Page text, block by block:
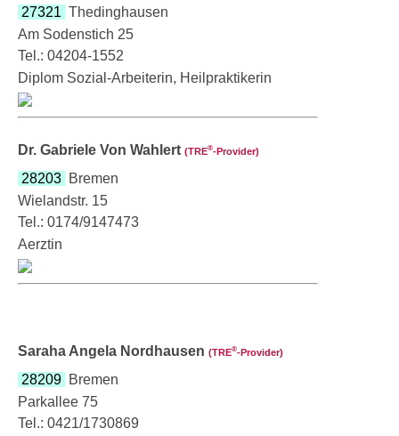
27321 Thedinghausen
Am Sodenstich 25
Tel.: 04204-1552
Diplom Sozial-Arbeiterin, Heilpraktikerin
Dr. Gabriele Von Wahlert (TRE®‑Provider)
28203 Bremen
Wielandstr. 15
Tel.: 0174/9147473
Aerztin
Saraha Angela Nordhausen (TRE®‑Provider)
28209 Bremen
Parkallee 75
Tel.: 0421/1730869